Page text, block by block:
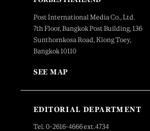
Post International Media Co., Ltd.
7th Floor, Bangkok Post Building, 136
Sunthornkosa Road, Klong Toey,
Bangkok 10110
SEE MAP
EDITORIAL DEPARTMENT
Tel. 0-2616-4666 ext.4734